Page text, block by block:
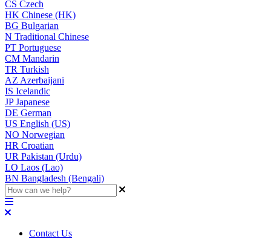
CS Czech
HK Chinese (HK)
BG Bulgarian
N Traditional Chinese
PT Portuguese
CM Mandarin
TR Turkish
AZ Azerbaijani
IS Icelandic
JPJapanese
DE German
US English (US)
NO Norwegian
HR Croatian
UR Pakistan (Urdu)
LO Laos (Lao)
BN Bangladesh (Bengali)
Contact Us